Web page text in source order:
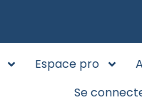
Espace pro
Se